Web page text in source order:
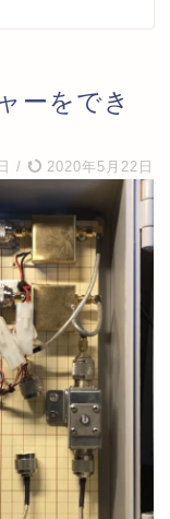
ーをでき
/ 2020年5月22日